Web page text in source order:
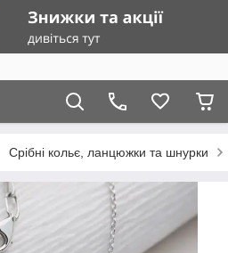
Срібні кольє, ланцюжки та шнурки